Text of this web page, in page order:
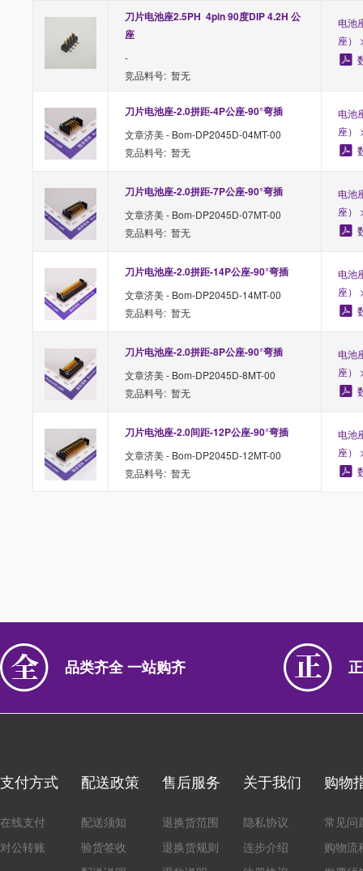
刀片电池座2.5PH  4pin 90度DIP 4.2H 公
座
-
竞品料号: 暂无
电池
座）
刀片电池座-2.0拼距-4P公座-90°弯插
文章济美 - Bom-DP2045D-04MT-00
竞品料号: 暂无
电池
座）
刀片电池座-2.0拼距-7P公座-90°弯插
文章济美 - Bom-DP2045D-07MT-00
竞品料号: 暂无
电池
座）
刀片电池座-2.0拼距-14P公座-90°弯插
文章济美 - Bom-DP2045D-14MT-00
竞品料号: 暂无
电池
座）
刀片电池座-2.0拼距-8P公座-90°弯插
文章济美 - Bom-DP2045D-8MT-00
竞品料号: 暂无
电池
座）
刀片电池座-2.0间距-12P公座-90°弯插
文章济美 - Bom-DP2045D-12MT-00
竞品料号: 暂无
电池
座）
品类齐全 一站购齐
支付方式
在线支付
对公转账
配送政策
配送须知
验货签收
售后服务
退换货范围
退换货规则
关于我们
隐私协议
连步介绍
购物
常见问
购物流